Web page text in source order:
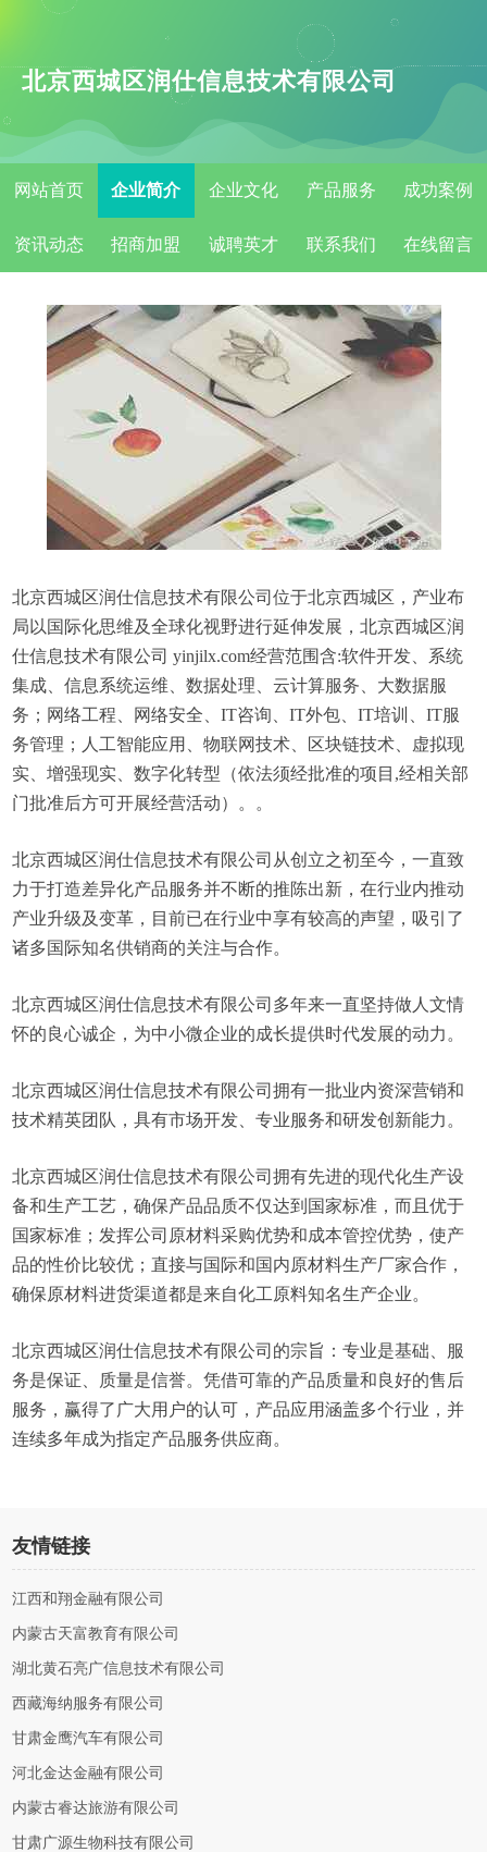
北京西城区润仕信息技术有限公司
网站首页 企业简介 企业文化 产品服务 成功案例
资讯动态 招商加盟 诚聘英才 联系我们 在线留言
北京西城区润仕信息技术有限公司位于北京西城区，产业布
局以国际化思维及全球化视野进行延伸发展，北京西城区润
仕信息技术有限公司 yinjilx.com经营范围含:软件开发、系统
集成、信息系统运维、数据处理、云计算服务、大数据服
务；网络工程、网络安全、IT咨询、IT外包、IT培训、IT服
务管理；人工智能应用、物联网技术、区块链技术、虚拟现
实、增强现实、数字化转型（依法须经批准的项目,经相关部
门批准后方可开展经营活动）。。
北京西城区润仕信息技术有限公司从创立之初至今，一直致
力于打造差异化产品服务并不断的推陈出新，在行业内推动
产业升级及变革，目前已在行业中享有较高的声望，吸引了
诸多国际知名供销商的关注与合作。
北京西城区润仕信息技术有限公司多年来一直坚持做人文情
怀的良心诚企，为中小微企业的成长提供时代发展的动力。
北京西城区润仕信息技术有限公司拥有一批业内资深营销和
技术精英团队，具有市场开发、专业服务和研发创新能力。
北京西城区润仕信息技术有限公司拥有先进的现代化生产设
备和生产工艺，确保产品品质不仅达到国家标准，而且优于
国家标准；发挥公司原材料采购优势和成本管控优势，使产
品的性价比较优；直接与国际和国内原材料生产厂家合作，
确保原材料进货渠道都是来自化工原料知名生产企业。
北京西城区润仕信息技术有限公司的宗旨：专业是基础、服
务是保证、质量是信誉。凭借可靠的产品质量和良好的售后
服务，赢得了广大用户的认可，产品应用涵盖多个行业，并
连续多年成为指定产品服务供应商。
友情链接
江西和翔金融有限公司
内蒙古天富教育有限公司
湖北黄石亮广信息技术有限公司
西藏海纳服务有限公司
甘肃金鹰汽车有限公司
河北金达金融有限公司
内蒙古睿达旅游有限公司
甘肃广源生物科技有限公司